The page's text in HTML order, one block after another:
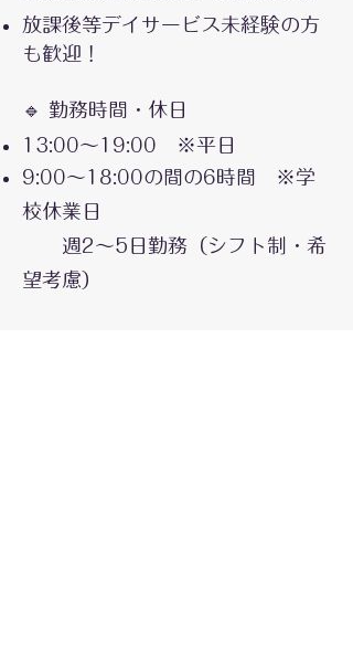
放課後等デイサービス未経験の方
も歓迎！
🔹 勤務時間・休日
13:00〜19:00 ※平日
9:00〜18:00の間の6時間 ※学
校休業日
週2〜5日勤務（シフト制・希
望考慮）